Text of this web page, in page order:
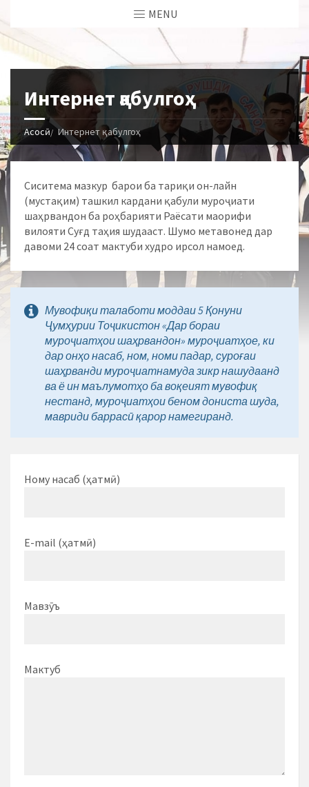
MENU
Интернет қабулгоҳ
Асосӣ Интернет қабулгоҳ
Сиситема мазкур барои ба тариқи он-лайн
(мустақим) ташкил кардани қабули муроҷиати
шаҳрвандон ба роҳбарияти Раёсати маорифи
вилояти Суғд таҳия шудааст. Шумо метавонед дар
давоми 24 соат мактуби худро ирсол намоед.
Мувофиқи талаботи моддаи 5 Қонуни
Ҷумҳурии Тоҷикистон «Дар бораи
муроҷиатҳои шаҳрвандон» муроҷиатҳое, ки
дар онҳо насаб, ном, номи падар, суроғаи
шаҳрванди муроҷиатнамуда зикр нашудаанд
ва ё ин маълумотҳо ба воқеият мувофиқ
нестанд, муроҷиатҳои беном дониста шуда,
мавриди баррасӣ қарор намегиранд.
Ному насаб (ҳатмӣ)
E-mail (ҳатмӣ)
Мавзӯъ
Мактуб